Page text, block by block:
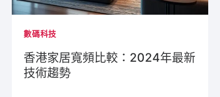
數碼科技
香港家居寬頻比較：2024年最新
技術趨勢